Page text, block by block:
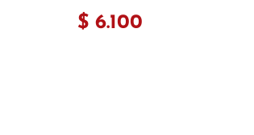
$ 6.100